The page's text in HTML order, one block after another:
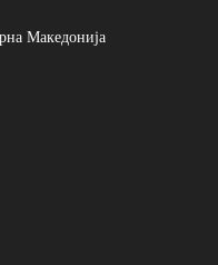
Македонија